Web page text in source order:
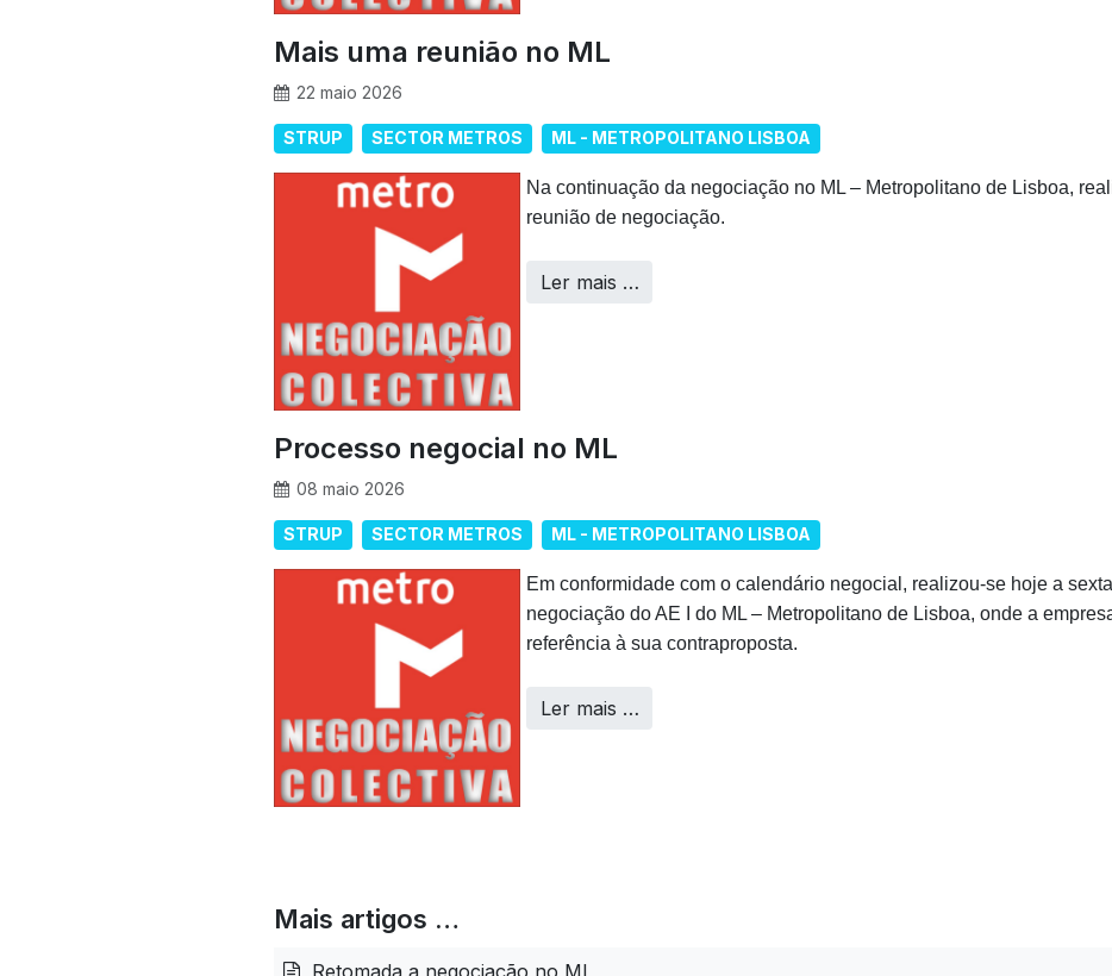
Mais uma reunião no ML
22 maio 2026
STRUP SECTOR METROS ML - METROPOLITANO LISBOA
Na continuação da negociação no ML – Metropolitano de Lisboa,
reunião de negociação.
Ler mais …
Processo negocial no ML
08 maio 2026
STRUP SECTOR METROS ML - METROPOLITANO LISBOA
Em conformidade com o calendário negocial, realizou-se hoje a
negociação do AE I do ML – Metropolitano de Lisboa, onde a
referência à sua contraproposta.
Ler mais …
Mais artigos …